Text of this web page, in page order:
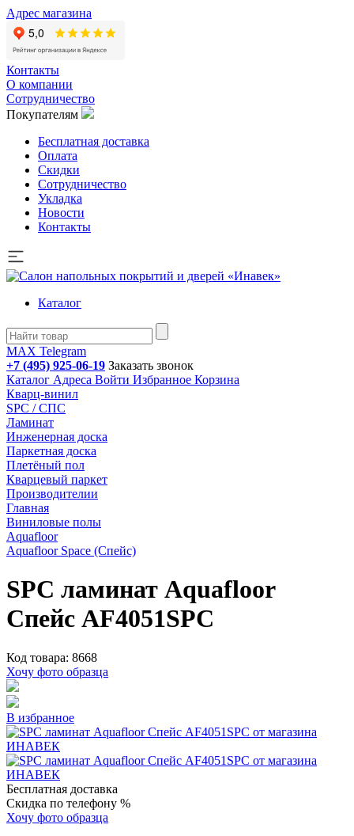
Адрес магазина
Контакты
О компании
Сотрудничество
Покупателям
Бесплатная доставка
Оплата
Скидки
Сотрудничество
Укладка
Новости
Контакты
Каталог
MAX Telegram
+7 (495) 925-06-19 Заказать звонок
Каталог Адреса Войти Избранное Корзина
Кварц-винил
SPC / СПС
Ламинат
Инженерная доска
Паркетная доска
Плетёный пол
Кварцевый паркет
Производителии
Главная
Виниловые полы
Aquafloor
Aquafloor Space (Спейс)
SPC ламинат Aquafloor
Спейс AF4051SPC
Код товара: 8668
Хочу фото образца
В избранное
Бесплатная доставка
Скидка по телефону %
Хочу фото образца